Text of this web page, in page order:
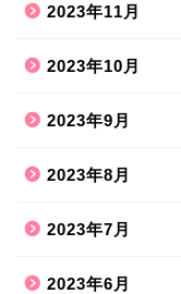
2023年11月
2023年10月
2023年9月
2023年8月
2023年7月
2023年6月